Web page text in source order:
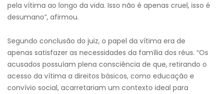
pela vítima ao longo da vida. Isso não é apenas cruel, isso é
desumano”, afirmou.
Segundo conclusão do juiz, o papel da vítima era de
apenas satisfazer as necessidades da família dos réus. “Os
acusados possuíam plena consciência de que, retirando o
acesso da vítima a direitos básicos, como educação e
convívio social, acarretariam um contexto ideal para